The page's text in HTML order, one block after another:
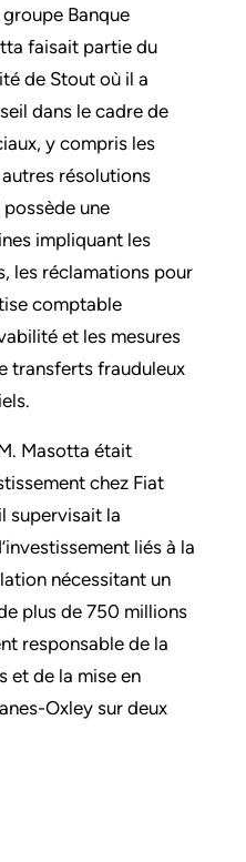
Banque
faisait partie du
de Stout où il a
dans le cadre de
y compris les
résolutions
une
impliquant les
les réclamations pour
comptable
et les mesures
transferts frauduleux
Masotta était
chez Fiat
supervisait la
liés à la
nécessitant un
plus de 750 millions
responsable de la
et de la mise en
Oxley sur deux